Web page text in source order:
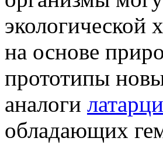
экологической
на основе
прототипы
аналоги
обладающих